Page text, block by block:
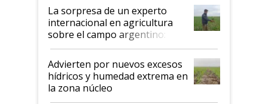
La sorpresa de un experto
internacional en agricultura
sobre el campo argentino:
"Estoy muy impresionado"
Advierten por nuevos excesos
hídricos y humedad extrema en
la zona núcleo